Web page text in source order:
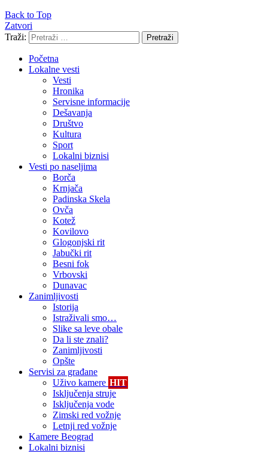
Back to Top
Zatvori
Traži:
Pretraži
Početna
Lokalne vesti
Vesti
Hronika
Servisne informacije
Dešavanja
Društvo
Kultura
Sport
Lokalni biznisi
Vesti po naseljima
Borča
Krnjača
Padinska Skela
Ovča
Kotež
Kovilovo
Glogonjski rit
Jabučki rit
Besni fok
Vrbovski
Dunavac
Zanimljivosti
Istorija
Istraživali smo…
Slike sa leve obale
Da li ste znali?
Zanimljivosti
Opšte
Servisi za građane
Uživo kamere HIT
Isključenja struje
Isključenja vode
Zimski red vožnje
Letnji red vožnje
Kamere Beograd
Lokalni biznisi